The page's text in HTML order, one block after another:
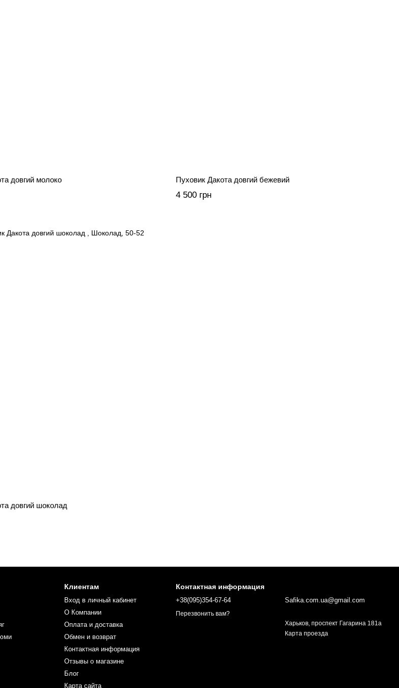
довгий молоко Пуховик Дакота довгий бежевий
4 500 грн
довгий шоколад
Клиентам
Вход в личный кабинет
О Компании
Оплата и доставка
Обмен и возврат
Контактная информация
Отзывы о магазине
Блог
Карта сайта
Контактная информация
+38(095)354-67-64
Перезвонить вам?
Safika.com.ua@gmail.com
Харьков, проспект Гагарина 181а
Карта проезда